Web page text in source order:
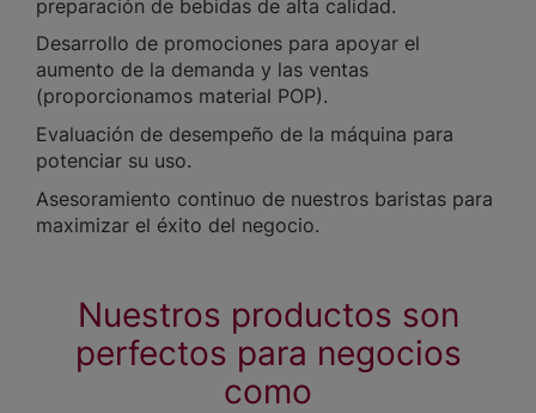
preparación de bebidas de alta calidad.
Desarrollo de promociones para apoyar el
aumento de la demanda y las ventas
(proporcionamos material POP).
Evaluación de desempeño de la máquina para
potenciar su uso.
Asesoramiento continuo de nuestros baristas para
maximizar el éxito del negocio.
Nuestros productos son
perfectos para negocios
como